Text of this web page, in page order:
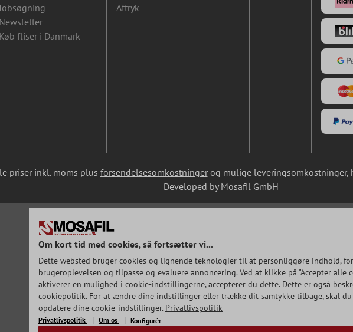
Newsletter
Køb fliser i Danmark
Aftryk
priser inkl. moms plus forsendelsesomkostningerog mulige leveringsomkostninger,
Developed by Mosafil GmbH
Om kort tid med cookies, så fortsætter vi...
Dette websted bruger cookies og lignende teknologier til at personliggøre indhold,
brugeroplevelsen og tilpasse og evaluere annoncering. Ved at klikke på "Accepter alle
aktiverer en mulighed i cookie-indstillingerne, accepterer du dette. Dette er også
cookiepolitik. For at ændre dine indstillinger eller trække dit samtykke tilbage, skal
opdatere dine cookie-indstillinger. Privatlivspolitik
Privatlivspolitik Om os Konfigurér